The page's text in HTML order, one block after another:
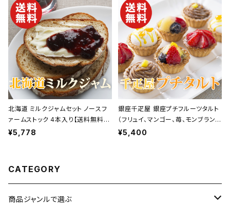
出産祝い 快気祝い 景品】【父の日
お中元】
祝い 快気祝い 景品】【父の日 お中
元】
北海道 ミルクジャムセット ノースフ
ァームストック 4本入り【送料無料】
【ギフト プレゼント 贈り物 贈答品 誕
¥5,778
銀座千疋屋 銀座プチフルーツタルト
（フリュイ、マンゴー、苺、モンブラン
各2個 合計8個）【送料無料】【ギフト
¥5,400
CATEGORY
商品ジャンルで選ぶ